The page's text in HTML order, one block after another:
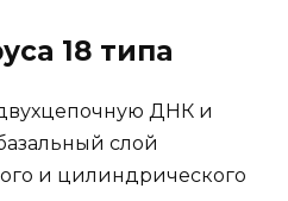
18 типа
ДНК и
слой
и цилиндрического